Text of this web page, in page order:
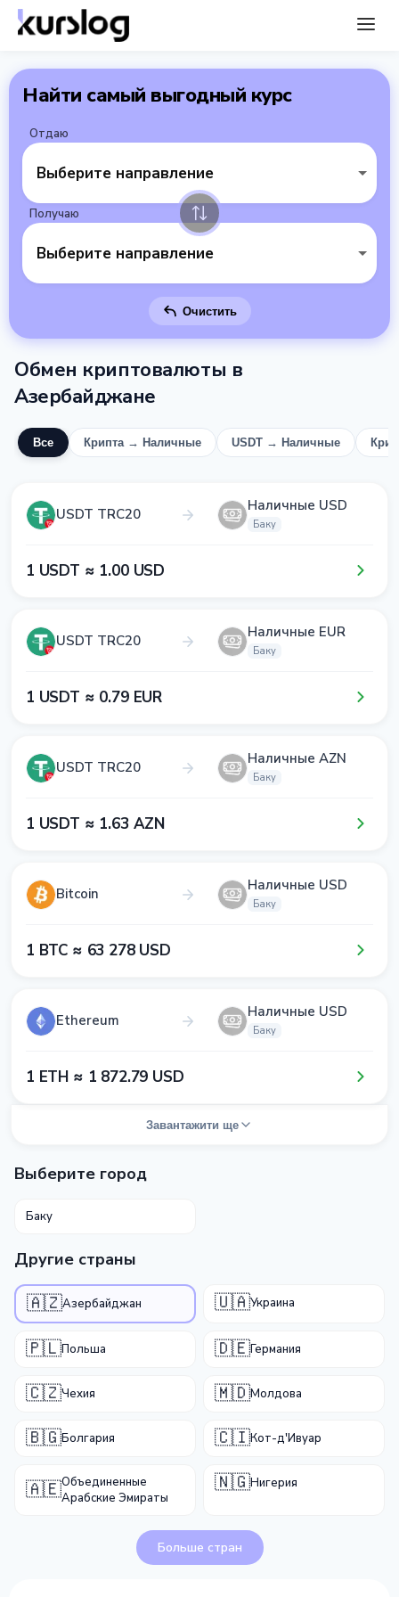
Найти самый выгодный курс
Отдаю
Выберите направление
Получаю
Выберите направление
Очистить
Обмен криптовалюты в
Азербайджане
Все Крипта → Наличные USDT → Наличные
USDT TRC20 Наличные USD
Баку
1​ USDT ≈ 1​.0​0​ USD
USDT TRC20 Наличные EUR
Баку
1​ USDT ≈ 0​.7​9​ EUR
USDT TRC20 Наличные AZN
Баку
1​ USDT ≈ 1​.6​3​ AZN
Bitcoin Наличные USD
Баку
1​ BTC ≈ 6​3​ 2​7​8​ USD
Ethereum Наличные USD
Баку
1​ ETH ≈ 1​ 8​7​2​.7​9​ USD
Завантажити ще
Выберите город
Баку
Другие страны
🇦🇿Азербайджан 🇺🇦Украина
🇵🇱Польша 🇩🇪Германия
🇨🇿Чехия 🇲🇩Молдова
🇧🇬Болгария 🇨🇮Кот-д'Ивуар
🇦🇪Объединенные
Арабские Эмираты
🇳🇬Нигерия
Больше стран